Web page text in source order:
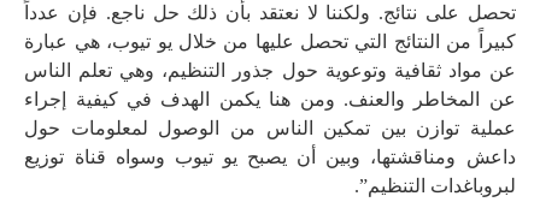
تحصل على نتائج. ولكننا لا نعتقد بأن ذلك حل ناجع. فإن عدداً
كبيراً من النتائج التي تحصل عليها من خلال يو تيوب، هي عبارة
عن مواد ثقافية وتوعوية حول جذور التنظيم، وهي تعلم الناس
عن المخاطر والعنف. ومن هنا يكمن الهدف في كيفية إجراء
عملية توازن بين تمكين الناس من الوصول لمعلومات حول
داعش ومناقشتها، وبين أن يصبح يو تيوب وسواه قناة توزيع
لبروباغدات التنظيم”.